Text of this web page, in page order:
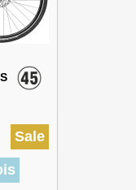
Sale